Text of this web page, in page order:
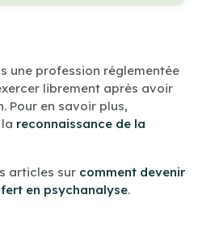
une profession réglementée
librement après avoir
Pour en savoir plus,
reconnaissance de la
articles sur comment devenir
en psychanalyse.